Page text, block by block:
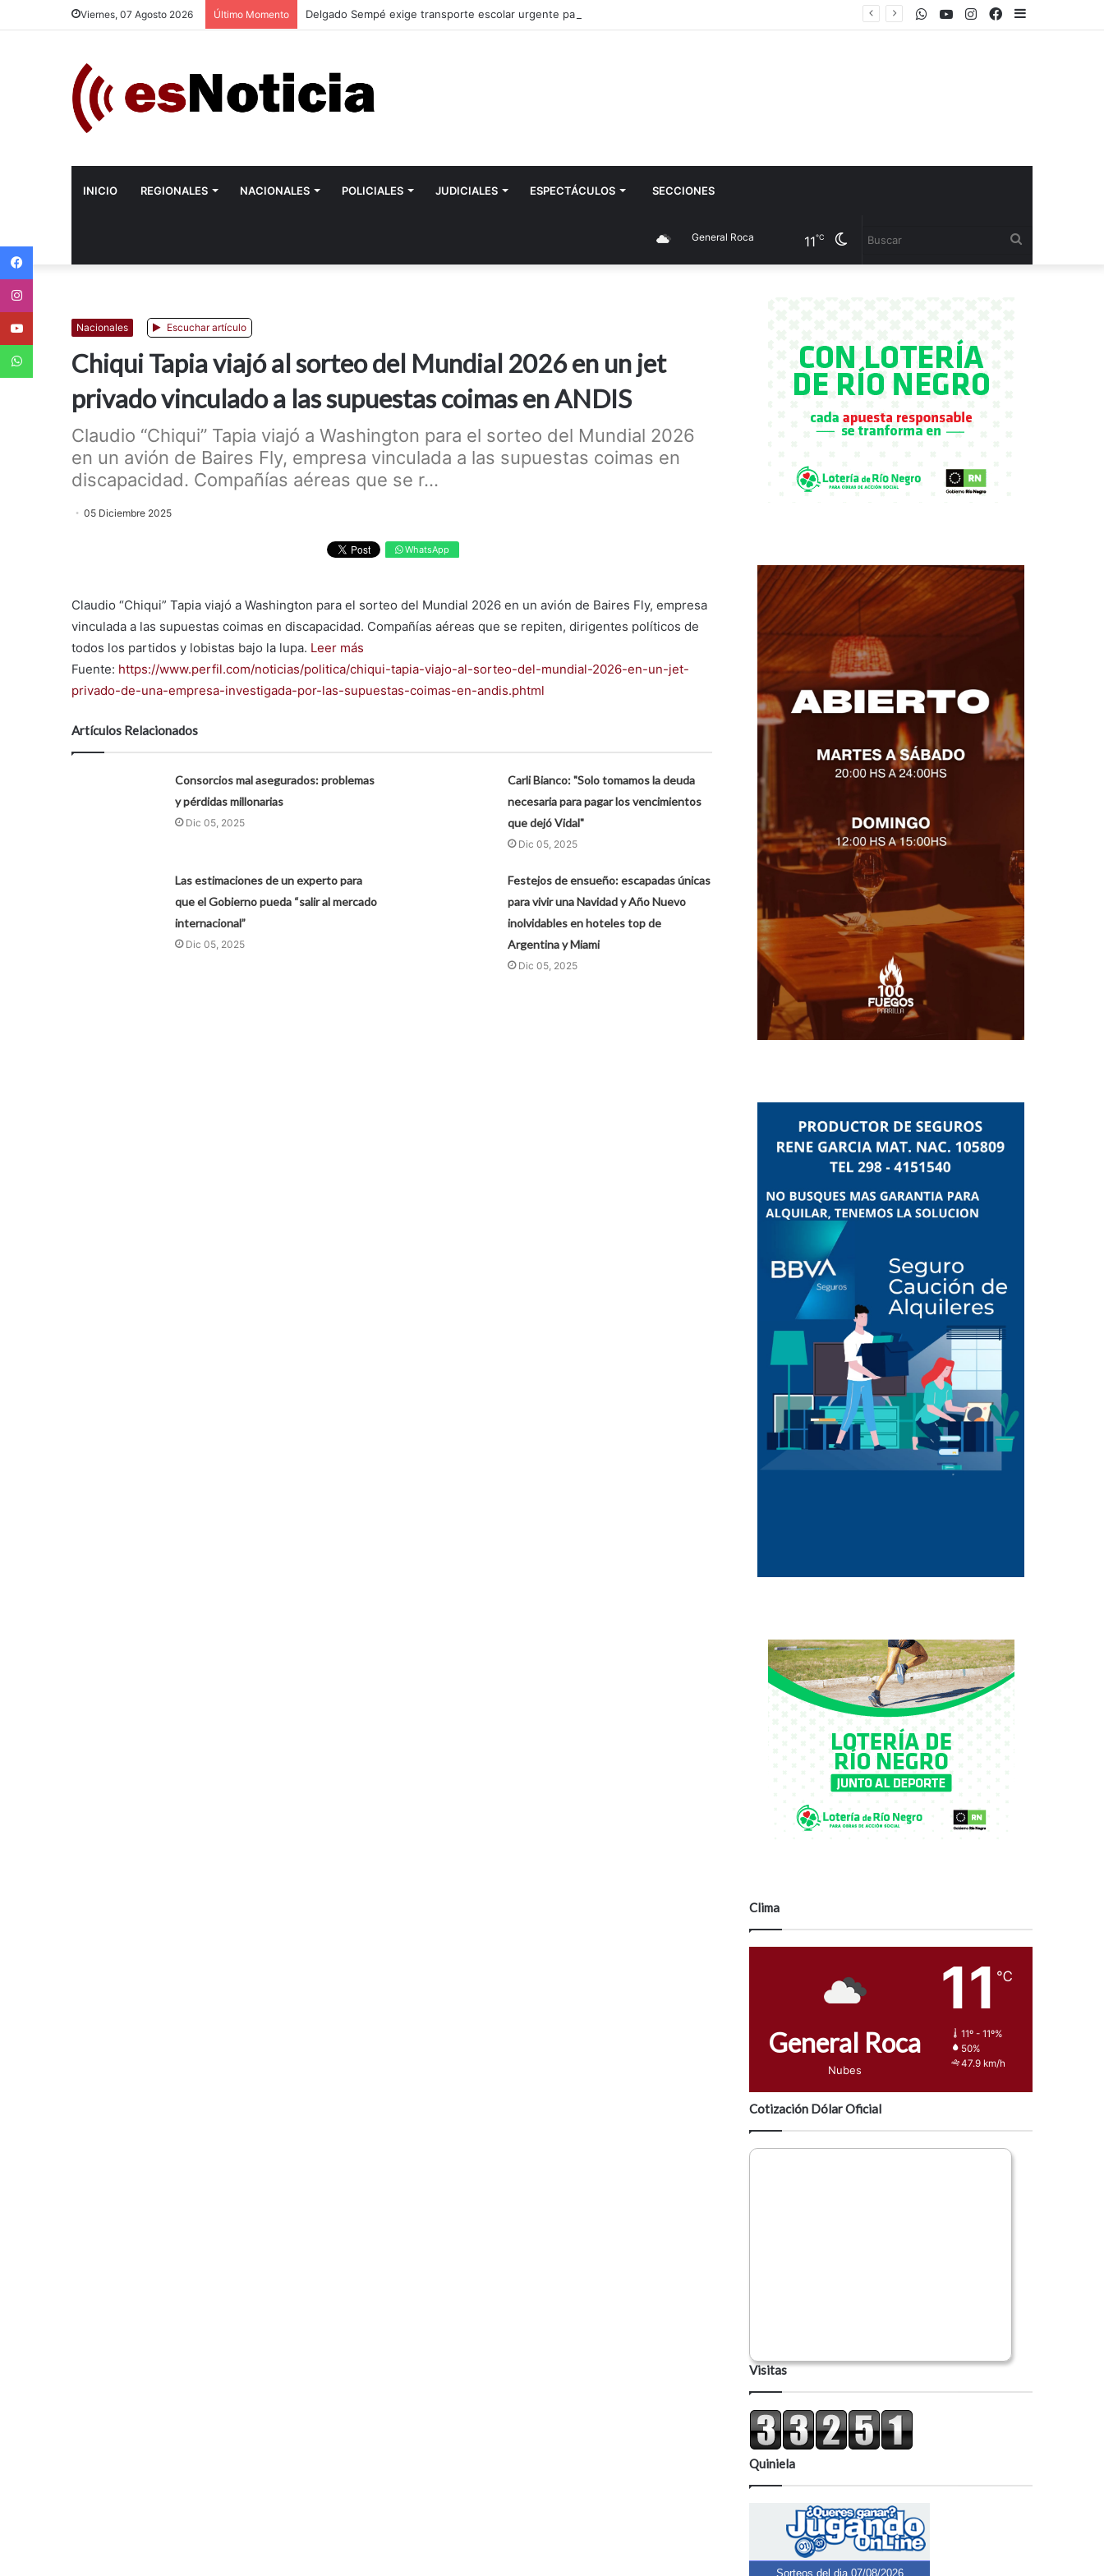
Viernes, 07 Agosto 2026 Último Momento Delgado Sempé exige transporte escolar urgente para la ESRN 106 de Romagnoli y el CET 17 Facebook
Instagram
Youtube
WhatsApp
INICIO REGIONALES NACIONALES POLICIALES JUDICIALES ESPECTÁCULOS SECCIONES
Cambiar
General Roca 11℃
Nacionales Escuchar artículo
Chiqui Tapia viajó al sorteo del Mundial 2026 en un jet
privado vinculado a las supuestas coimas en ANDIS
Claudio “Chiqui” Tapia viajó a Washington para el sorteo del Mundial 2026
en un avión de Baires Fly, empresa vinculada a las supuestas coimas en
discapacidad. Compañías aéreas que se r...
05 Diciembre 2025
WhatsApp
Claudio “Chiqui” Tapia viajó a Washington para el sorteo del Mundial 2026 en un avión de Baires Fly, empresa
vinculada a las supuestas coimas en discapacidad. Compañías aéreas que se repiten, dirigentes políticos de
todos los partidos y lobistas bajo la lupa. Leer más
Fuente: https://www.perfil.com/noticias/politica/chiqui-tapia-viajo-al-sorteo-del-mundial-2026-en-un-jet-
privado-de-una-empresa-investigada-por-las-supuestas-coimas-en-andis.phtml
Artículos Relacionados
Consorcios mal asegurados: problemas
y pérdidas millonarias
Dic 05, 2025
Carli Bianco: "Solo tomamos la deuda
necesaria para pagar los vencimientos
que dejó Vidal"
Dic 05, 2025
Las estimaciones de un experto para
que el Gobierno pueda “salir al mercado
internacional”
Dic 05, 2025
Festejos de ensueño: escapadas únicas
para vivir una Navidad y Año Nuevo
inolvidables en hoteles top de
Argentina y Miami
Dic 05, 2025
Clima
General Roca
Nubes
11 ℃
11º - 11º%
50%
47.9 km/h
Cotización Dólar Oficial
Visitas
Quiniela